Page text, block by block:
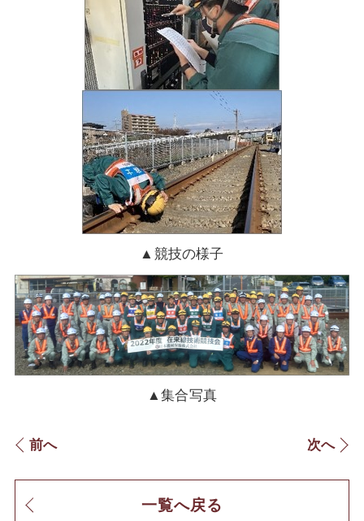
▲競技の様子
▲集合写真
前へ 次へ
一覧へ戻る